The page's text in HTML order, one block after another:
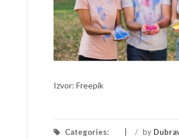
Izvor: Freepik
Categories: / by